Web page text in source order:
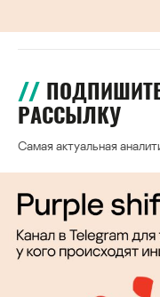
РАССЫЛКУ
Самая актуальная